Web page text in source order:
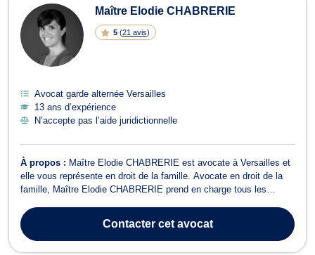
Maître Elodie CHABRERIE
5 (21 avis)
Avocat garde alternée Versailles
13 ans d’expérience
N’accepte pas l’aide juridictionnelle
À propos : Maître Elodie CHABRERIE est avocate à Versailles et
elle vous représente en droit de la famille. Avocate en droit de la
famille, Maître Elodie CHABRERIE prend en charge tous les
ses clients dans le cadre d’une adoption, d’un changement de nom
et de prénom ...
Contactercet avocat